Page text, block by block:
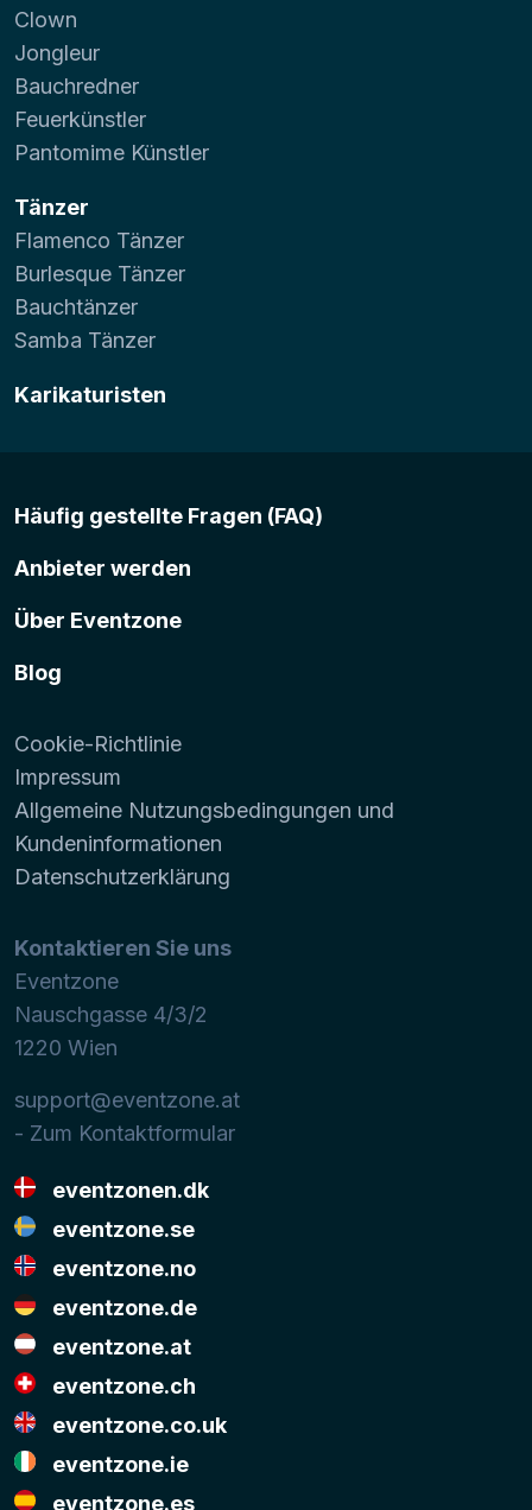
Clown
Jongleur
Bauchredner
Feuerkünstler
Pantomime Künstler
Tänzer
Flamenco Tänzer
Burlesque Tänzer
Bauchtänzer
Samba Tänzer
Karikaturisten
Häufig gestellte Fragen (FAQ)
Anbieter werden
Über Eventzone
Blog
Cookie-Richtlinie
Impressum
Allgemeine Nutzungsbedingungen und
Kundeninformationen
Datenschutzerklärung
Kontaktieren Sie uns
Eventzone
Nauschgasse 4/3/2
1220 Wien
support@eventzone.at
- Zum Kontaktformular
eventzonen.dk
eventzone.se
eventzone.no
eventzone.de
eventzone.at
eventzone.ch
eventzone.co.uk
eventzone.ie
eventzone.es